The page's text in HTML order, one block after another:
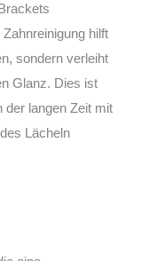
hilft
sondern verleiht
Glanz. Dies ist
der langen Zeit mit
Lächeln